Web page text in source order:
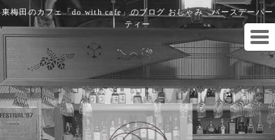
東梅田のカフェ「do with cafe」のブログ おしゃみ バースデーパー
ティー